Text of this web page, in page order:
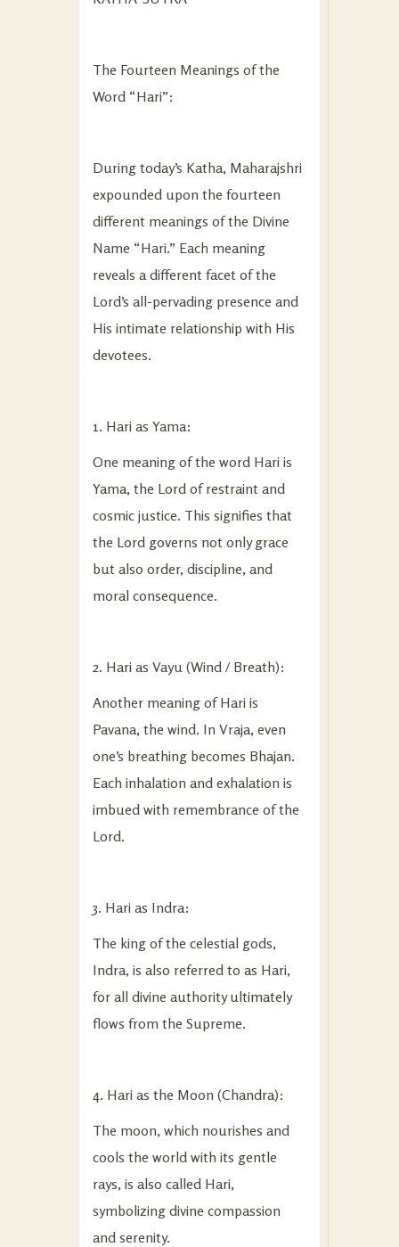
The Fourteen Meanings of the
Word “Hari”:
During today’s Katha, Maharajshri
expounded upon the fourteen
different meanings of the Divine
Name “Hari.” Each meaning
reveals a different facet of the
Lord’s all-pervading presence and
His intimate relationship with His
devotees.
1. Hari as Yama:
One meaning of the word Hari is
Yama, the Lord of restraint and
cosmic justice. This signifies that
the Lord governs not only grace
but also order, discipline, and
moral consequence.
2. Hari as Vayu (Wind / Breath):
Another meaning of Hari is
Pavana, the wind. In Vraja, even
one’s breathing becomes Bhajan.
Each inhalation and exhalation is
imbued with remembrance of the
Lord.
3. Hari as Indra:
The king of the celestial gods,
Indra, is also referred to as Hari,
for all divine authority ultimately
flows from the Supreme.
4. Hari as the Moon (Chandra):
The moon, which nourishes and
cools the world with its gentle
rays, is also called Hari,
symbolizing divine compassion
and serenity.